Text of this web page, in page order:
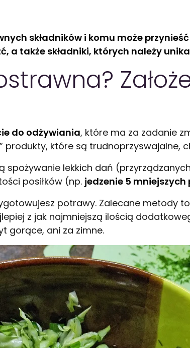
składników i komu może
a także składniki, których należy
do odżywiania, które ma za zadanie
produkty, które są trudnoprzyswajalne,
spożywanie lekkich dań
posiłków (np. jedzenie 5
potrawy. Zalecane metody
z jak najmniejszą ilością
gorące, ani za zimne.